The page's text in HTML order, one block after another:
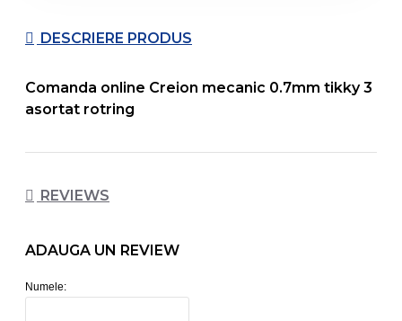
DESCRIERE PRODUS
Comanda online Creion mecanic 0.7mm tikky 3
asortat rotring
REVIEWS
ADAUGA UN REVIEW
Numele: